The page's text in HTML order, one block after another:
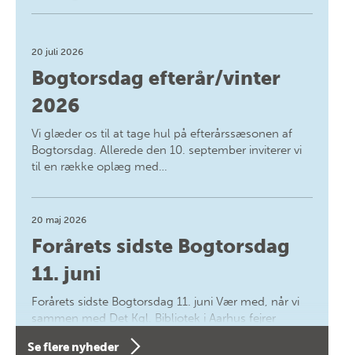
20 juli 2026
Bogtorsdag efterår/vinter
2026
Vi glæder os til at tage hul på efterårssæsonen af
Bogtorsdag. Allerede den 10. september inviterer vi
til en række oplæg med…
20 maj 2026
Forårets sidste Bogtorsdag
11. juni
Forårets sidste Bogtorsdag 11. juni Vær med, når vi
sammen med Det Kgl. Bibliotek i Aarhus fejrer
forfatterne bag vores nyes…
Se flere nyheder